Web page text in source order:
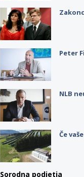
Peter
NLB
Če
Sorodna podjetja